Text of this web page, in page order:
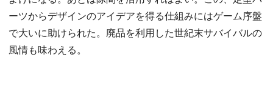
ーツからデザインのアイデアを得る仕組みにはゲーム序盤
で大いに助けられた。廃品を利用した世紀末サバイバルの
風情も味わえる。